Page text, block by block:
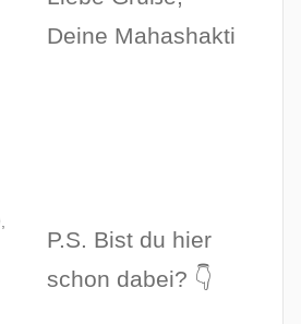
Deine Mahashakti
P.S. Bist du hier
schon dabei? 👇